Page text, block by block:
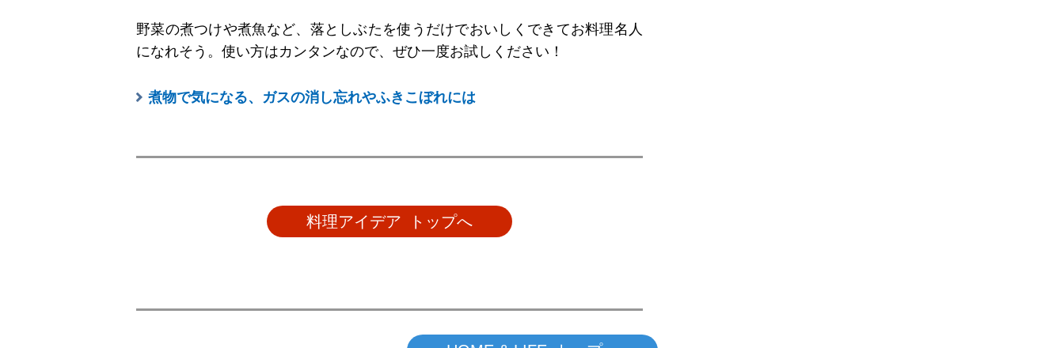
野菜の煮つけや煮魚など、落としぶたを使うだけでおいしくできてお料理名人
になれそう。使い方はカンタンなので、ぜひ一度お試しください！
煮物で気になる、ガスの消し忘れやふきこぼれには
料理アイデア トップへ